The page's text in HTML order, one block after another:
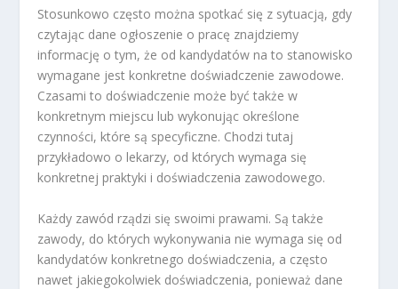
Stosunkowo często można spotkać się z sytuacją, gdy
czytając dane ogłoszenie o pracę znajdziemy
informację o tym, że od kandydatów na to stanowisko
wymagane jest konkretne doświadczenie zawodowe.
Czasami to doświadczenie może być także w
konkretnym miejscu lub wykonując określone
czynności, które są specyficzne. Chodzi tutaj
przykładowo o lekarzy, od których wymaga się
konkretnej praktyki i doświadczenia zawodowego.
Każdy zawód rządzi się swoimi prawami. Są także
zawody, do których wykonywania nie wymaga się od
kandydatów konkretnego doświadczenia, a często
nawet jakiegokolwiek doświadczenia, ponieważ dane